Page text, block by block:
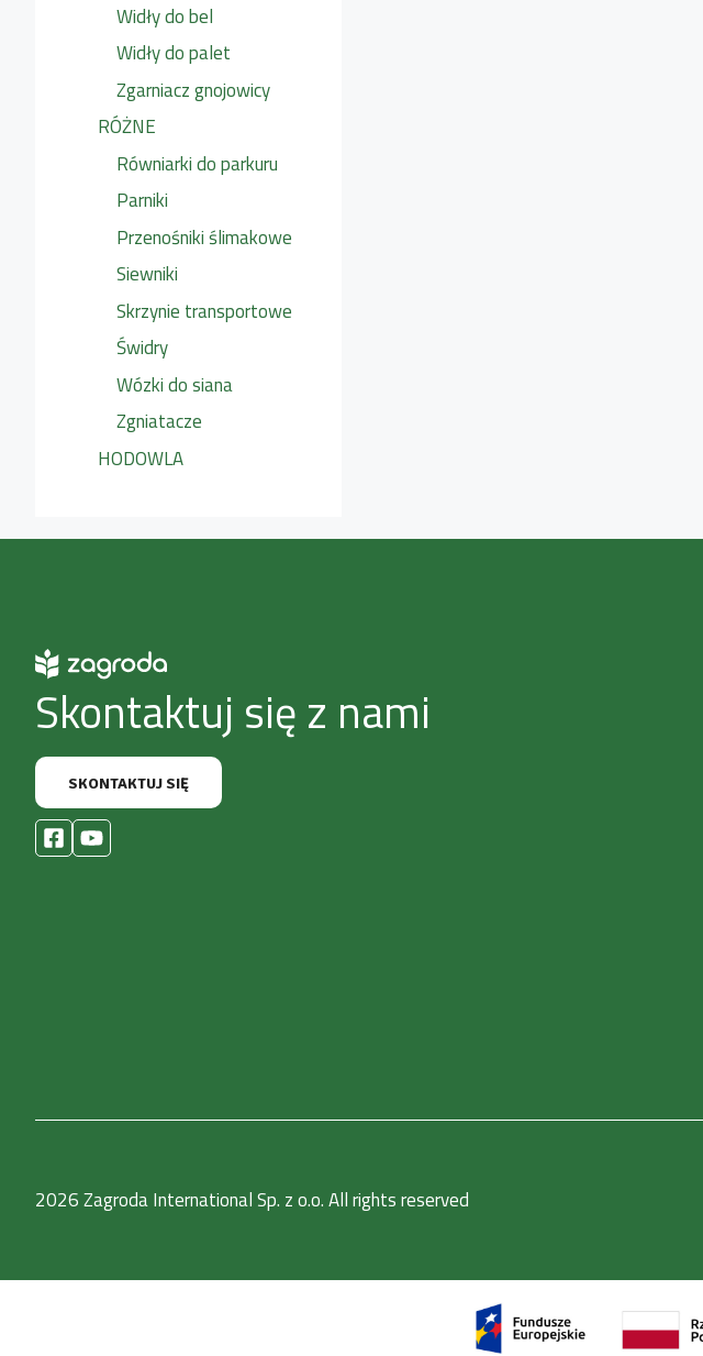
Widły do bel
Widły do palet
Zgarniacz gnojowicy
RÓŻNE
Równiarki do parkuru
Parniki
Przenośniki ślimakowe
Siewniki
Skrzynie transportowe
Świdry
Wózki do siana
Zgniatacze
HODOWLA
Skontaktuj się z nami
SKONTAKTUJ SIĘ
2026 Zagroda International Sp. z o.o. All rights reserved